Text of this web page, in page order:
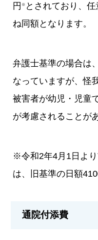
円 ※ とされており、
ね同額となります。
弁護士基準の場合は
なっていますが、怪
被害者が幼児・児童
が考慮されることが
※令和2年4月1日よ
は、旧基準の日額
通院付添費